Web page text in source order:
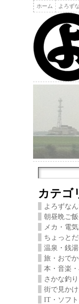
ホーム よろず
カテゴ
よろずな
朝昼晩ご
メカ・電
ちょっとだ
温泉・銭湯
旅・おで
本・音楽
さかな釣り
街で見か
IT・ソフ